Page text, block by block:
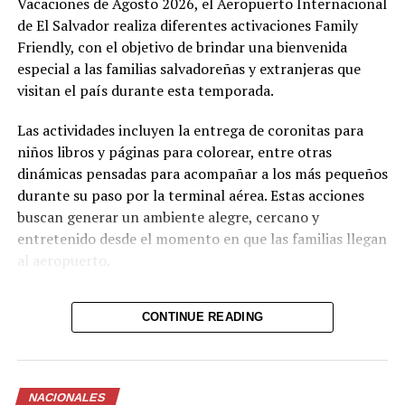
Comparte esto:
Facebook X
de El Salvador realiza diferentes activaciones Family
Friendly, con el objetivo de brindar una bienvenida
especial a las familias salvadoreñas y extranjeras que
visitan el país durante esta temporada.
Las actividades incluyen la entrega de coronitas para
niños libros y páginas para colorear, entre otras
dinámicas pensadas para acompañar a los más pequeños
durante su paso por la terminal aérea. Estas acciones
buscan generar un ambiente alegre, cercano y
entretenido desde el momento en que las familias llegan
al aeropuerto.
Las activaciones complementan los servicios que ofrece
entre ellos espacios migratorios para familias, baños
familiares, salas de lactancia, áreas lúdicas, señalización
CONTINUE READING
NACIONALES